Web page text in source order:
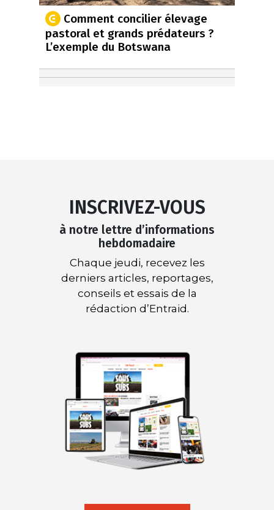
Comment concilier élevage
pastoral et grands prédateurs ?
L’exemple du Botswana
INSCRIVEZ-VOUS
à notre lettre d’informations
hebdomadaire
Chaque jeudi, recevez les
derniers articles, reportages,
conseils et essais de la
rédaction d’Entraid.